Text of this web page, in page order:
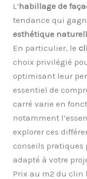
L’habillage de
tendance qui
esthétique
En particulier, le
choix privilégié
optimisant leur
essentiel de
carré varie en
notamment
explorer ces
conseils pratiques
adapté à votre
Prix au m2 du clin